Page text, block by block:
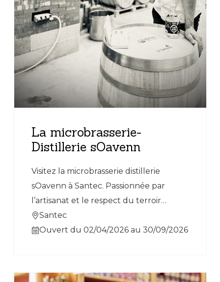
La microbrasserie-
Distillerie sOavenn
Visitez la microbrasserie distillerie
sOavenn à Santec. Passionnée par
l’artisanat et le respect du terroir
breton, sOavenn propose des bières et
spiritueux élaborés à partir
offrant ainsi des produits authentiques
Santec
Ouvert du 02/04/2026 au 30/09/2026